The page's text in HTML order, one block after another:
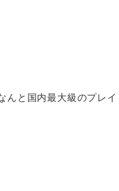
んと国内最大級のプレイ